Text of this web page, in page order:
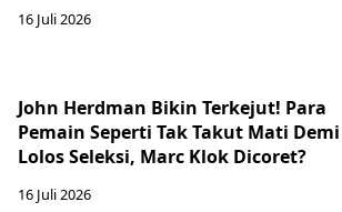
16 Juli 2026
John Herdman Bikin Terkejut! Para
Pemain Seperti Tak Takut Mati Demi
Lolos Seleksi, Marc Klok Dicoret?
16 Juli 2026